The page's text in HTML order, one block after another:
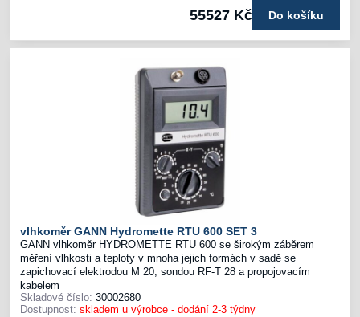
55527 Kč Do košíku
vlhkoměr GANN Hydromette RTU 600 SET 3
GANN vlhkoměr HYDROMETTE RTU 600 se širokým záběrem
měření vlhkosti a teploty v mnoha jejich formách v sadě se
zapichovací elektrodou M 20, sondou RF-T 28 a propojovacím
kabelem
Skladové číslo: 30002680
Dostupnost: skladem u výrobce - dodání 2-3 týdny